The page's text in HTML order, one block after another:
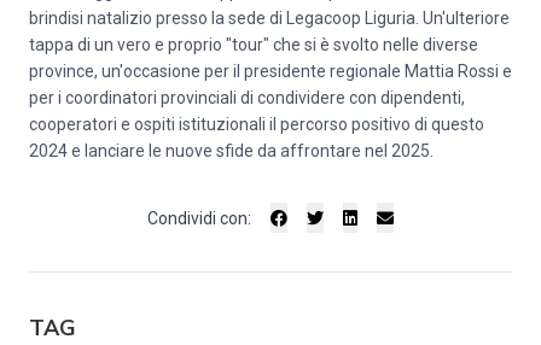
brindisi natalizio presso la sede di Legacoop Liguria. Un'ulteriore
tappa di un vero e proprio "tour" che si è svolto nelle diverse
province, un'occasione per il presidente regionale Mattia Rossi e
per i coordinatori provinciali di condividere con dipendenti,
cooperatori e ospiti istituzionali il percorso positivo di questo
2024 e lanciare le nuove sfide da affrontare nel 2025.
Condividi con:
TAG